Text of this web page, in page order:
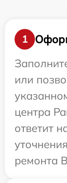
1
или
центра
ответит
ремонта